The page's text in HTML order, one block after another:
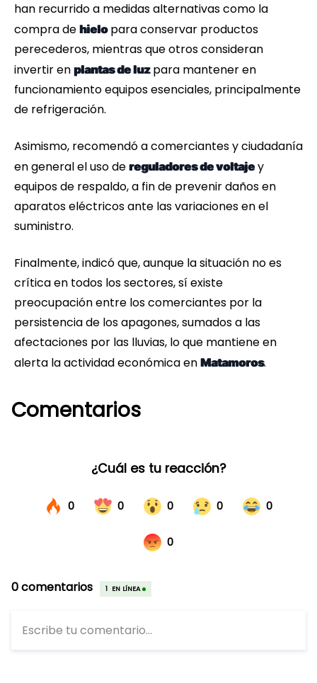
han recurrido a medidas alternativas como la
compra de hielopara conservar productos
perecederos, mientras que otros consideran
invertir en plantas de luzpara mantener en
funcionamiento equipos esenciales, principalmente
de refrigeración.
Asimismo, recomendó a comerciantes y ciudadanía
en general el uso de reguladores de voltajey
equipos de respaldo, a fin de prevenir daños en
aparatos eléctricos ante las variaciones en el
suministro.
Finalmente, indicó que, aunque la situación no es
crítica en todos los sectores, sí existe
preocupación entre los comerciantes por la
persistencia de los apagones, sumados a las
afectaciones por las lluvias, lo que mantiene en
alerta la actividad económica en Matamoros.
Comentarios